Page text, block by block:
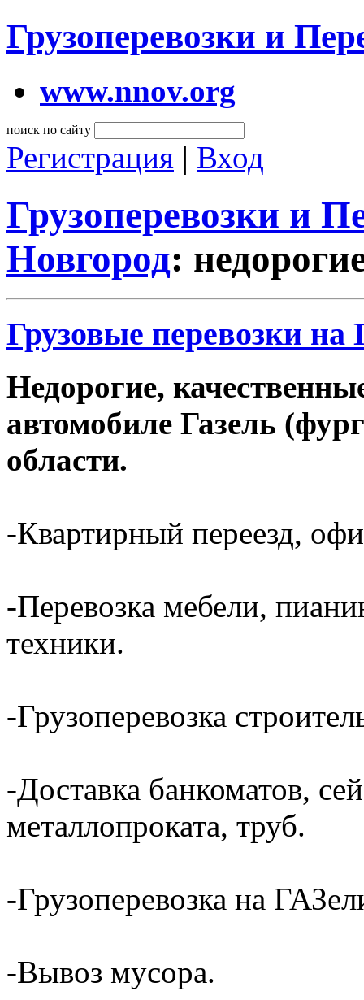
Грузоперевозки и
www.nnov.org
поиск по сайту
Регистрация | Вход
Грузоперевозки и
Новгород:
Грузовые перевозки
Недорогие,
автомобиле Газель
области.
-Квартирный переезд,
-Перевозка мебели,
техники.
-Грузоперевозка
-Доставка банкоматов,
металлопроката, труб.
-Грузоперевозка на
-Вывоз мусора.